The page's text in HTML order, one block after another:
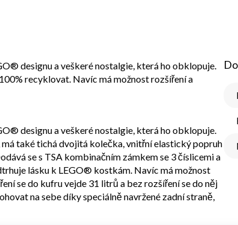
designu a veškeré nostalgie, která ho obklopuje.
recyklovat. Navíc má možnost rozšíření a
designu a veškeré nostalgie, která ho obklopuje.
také tichá dvojitá kolečka, vnitřní elastický popruh
se s TSA kombinačním zámkem se 3 číslicemi a
lásku k LEGO® kostkám. Navíc má možnost
se do kufru vejde 31 litrů a bez rozšíření se do něj
na sebe díky speciálně navržené zadní straně,